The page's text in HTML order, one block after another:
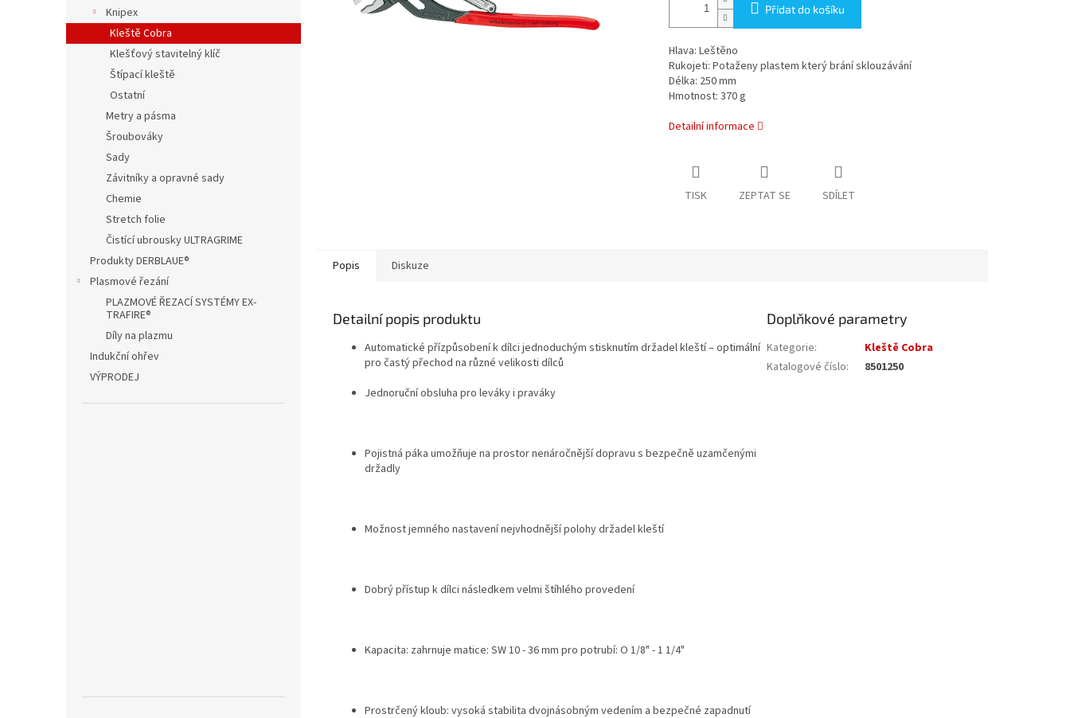
e
l
Knipex
Kleště Cobra
Klešťový stavitelný klíč
Štípací kleště
Ostatní
Metry a pásma
Šroubováky
Sady
Závitníky a opravné sady
Chemie
Stretch folie
Čistící ubrousky ULTRAGRIME
Produkty DERBLAUE®
Plasmové řezání
PLAZMOVÉ ŘEZACÍ SYSTÉMY EX-
TRAFIRE®
Díly na plazmu
Indukční ohřev
VÝPRODEJ
Přidat do košíku
Hlava: Leštěno
Rukojeti: Potaženy plastem který brání sklouzávání
Délka: 250 mm
Hmotnost: 370 g
Detailní informace
TISK ZEPTAT SE SDÍLET
Popis Diskuze
Detailní popis produktu
Automatické přízpůsobení k dílci jednoduchým stisknutím držadel kleští – optimální
pro častý přechod na různé velikosti dílců
Jednoruční obsluha pro leváky i praváky
Pojistná páka umožňuje na prostor nenáročnější dopravu s bezpečně uzamčenými
držadly
Možnost jemného nastavení nejvhodnější polohy držadel kleští
Dobrý přístup k dílci následkem velmi štíhlého provedení
Kapacita: zahrnuje matice: SW 10 - 36 mm pro potrubí: O 1/8" - 1 1/4"
Prostrčený kloub: vysoká stabilita dvojnásobným vedením a bezpečné zapadnutí
Doplňkové parametry
Kategorie:
Kleště Cobra
Katalogové číslo: 8501250